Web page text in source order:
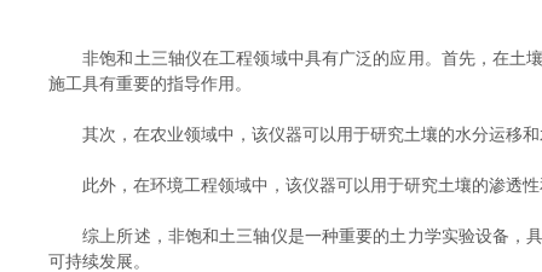
非饱和土三轴仪在工程领域中具有广泛的应用。首先，在土壤
施工具有重要的指导作用。
其次，在农业领域中，该仪器可以用于研究土壤的水分运移和
此外，在环境工程领域中，该仪器可以用于研究土壤的渗透性
综上所述，非饱和土三轴仪是一种重要的土力学实验设备，具
可持续发展。